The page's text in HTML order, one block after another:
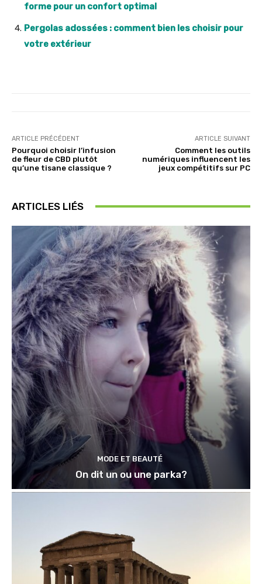
forme pour un confort optimal
Pergolas adossées : comment bien les choisir pour
votre extérieur
ARTICLE PRÉCÉDENT
Pourquoi choisir l’infusion
de fleur de CBD plutôt
qu’une tisane classique ?
ARTICLE SUIVANT
Comment les outils
numériques influencent les
jeux compétitifs sur PC
ARTICLES LIÉS
MODE ET BEAUTÉ
On dit un ou une parka?